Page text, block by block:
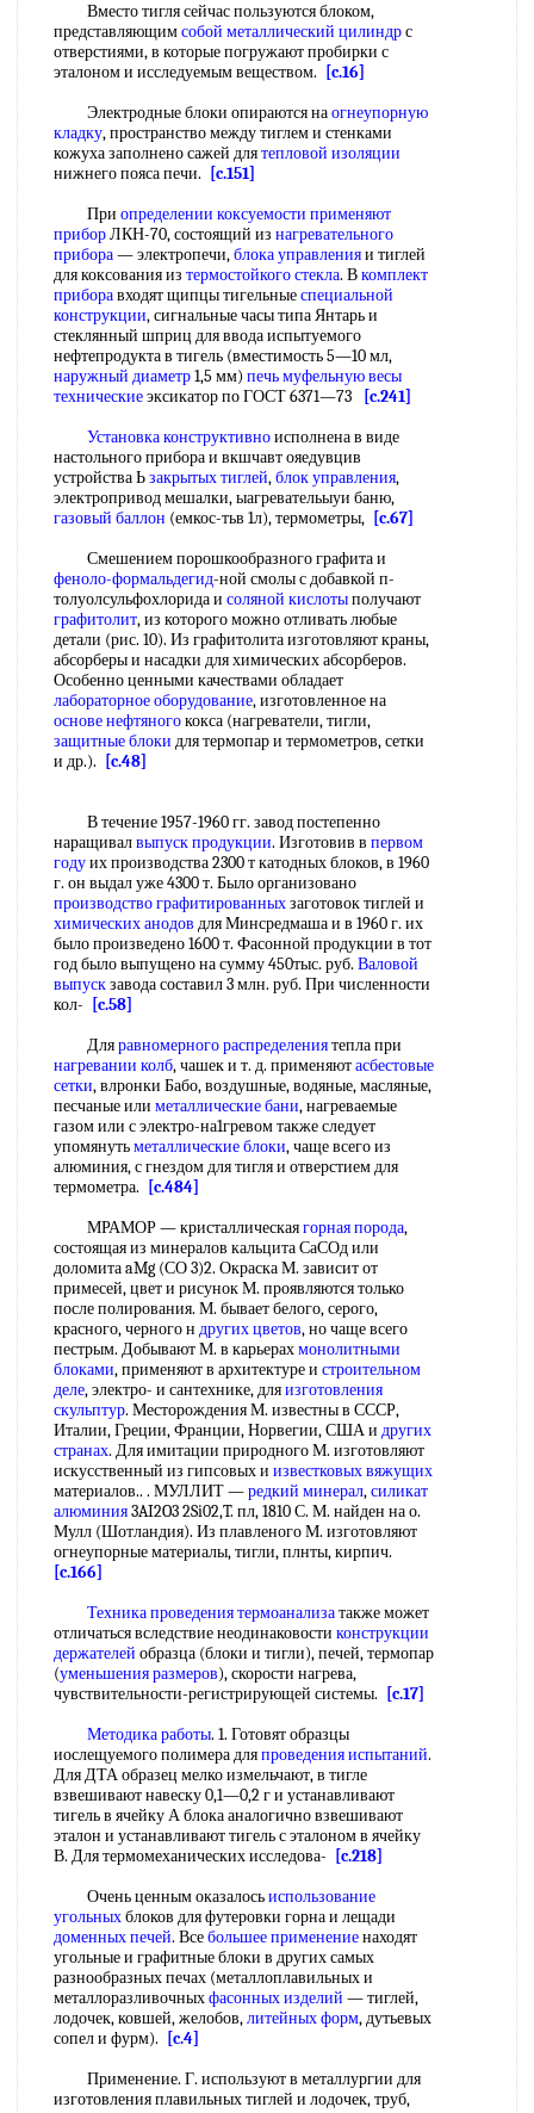
Вместо тигля сейчас пользуются блоком,
представляющимсобой металлический цилиндрс
отверстиями, в которые погружают пробирки с
эталоном и исследуемым веществом.
[c.16]
Электродные блоки опираются наогнеупорную
кладку, пространство между тиглем и стенками
кожуха заполнено сажей длятепловой изоляции
нижнего пояса печи.
[c.151]
При определении коксуемости применяют
приборЛКН-70, состоящий из нагревательного
прибора— электропечи,блока управленияи тиглей
для коксования из термостойкого стекла. Вкомплект
приборавходят щипцы тигельныеспециальной
конструкции, сигнальные часы типа Янтарь и
стеклянный шприц для ввода испытуемого
нефтепродукта в тигель (вместимость 5—10 мл,
наружный диаметр1,5 мм) печь муфельнуювесы
техническиеэксикатор по ГОСТ 6371—73
[c.241]
Установка конструктивноисполнена в виде
настольного прибора и вкшчавт ояедувцив
устройства Ьзакрытых тиглей,блок управления,
электропривод мешалки, ыагревательыуи баню,
газовый баллон (емкос-тьв 1л), термометры, [c.67]
Смешением порошкообразного графита и
феноло-формальдегид-ной смолы с добавкой п-
толуолсульфохлорида и соляной кислотыполучают
графитолит, из которого можно отливать любые
детали (рис. 10). Из графитолита изготовляют краны,
абсорберы и насадки для химических абсорберов.
Особенно ценными качествами обладает
лабораторное оборудование, изготовленное на
основе нефтяногококса (нагреватели, тигли,
защитные блоки для термопар и термометров, сетки
и др.).
[c.48]
В течение 1957-1960 гг. завод постепенно
наращивалвыпуск продукции. Изготовив в первом
годуих производства 2300 т катодных блоков, в 1960
г. он выдал уже 4300 т. Было организовано
производство графитированныхзаготовок тиглей и
химических анодов для Минсредмаша и в 1960 г. их
было произведено 1600 т. Фасонной продукции в тот
год было выпущено на сумму 450тыс. руб. Валовой
выпускзавода составил 3 млн. руб. При численности
кол-
[c.58]
Дляравномерного распределениятепла при
нагревании колб, чашек и т. д. применяютасбестовые
сетки, влронки Бабо, воздушные, водяные, масляные,
песчаные или металлические бани, нагреваемые
газом или с электро-на1гревом также следует
упомянутьметаллические блоки, чаще всего из
алюминия, с гнездом для тигля и отверстием для
термометра.
[c.484]
МРАМОР — кристаллическаягорная порода,
состоящая из минералов кальцита СаСОд или
доломита aMg (СО 3)2. Окраска М. зависит от
примесей, цвет и рисунок М. проявляются только
после полирования. М. бывает белого, серого,
красного, черного н других цветов, но чаще всего
пестрым. Добывают М. в карьерахмонолитными
блоками, применяют в архитектуре и строительном
деле, электро- и сантехнике, дляизготовления
скульптур. Месторождения М. известны в СССР,
Италии, Греции, Франции, Норвегии, США и других
странах. Для имитации природного М. изготовляют
искусственный из гипсовых и известковых вяжущих
материалов.. . МУЛЛИТ —редкий минерал,силикат
алюминия3AI2O3 2Si02,T. пл, 1810 С. М. найден на о.
Мулл (Шотландия). Из плавленого М. изготовляют
огнеупорные материалы, тигли, плнты, кирпич.
[c.166]
Техника проведениятермоанализатакже может
отличаться вследствие неодинаковости конструкции
держателей образца (блоки и тигли), печей, термопар
(уменьшения размеров), скорости нагрева,
чувствительности-регистрирующей системы.
[c.17]
Методика работы. 1. Готовят образцы
иослещуемого полимера дляпроведения испытаний.
Для ДТА образец мелко измельчают, в тигле
взвешивают навеску 0,1—0,2 г и устанавливают
тигель в ячейку А блока аналогично взвешивают
эталон и устанавливают тигель с эталоном в ячейку
В. Для термомеханических исследова-
[c.218]
Очень ценным оказалосьиспользование
угольныхблоков для футеровки горна и лещади
доменных печей. Всебольшее применениенаходят
угольные и графитные блоки в других самых
разнообразных печах (металлоплавильных и
металлоразливочныхфасонных изделий — тиглей,
лодочек, ковшей, желобов,литейных форм, дутьевых
сопел и фурм).
[c.4]
Применение. Г. используют в металлургии для
изготовления плавильных тиглей и лодочек, труб,